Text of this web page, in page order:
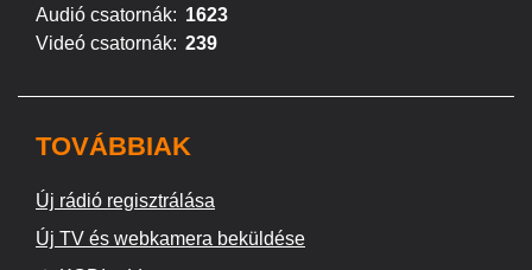
Audió csatornák: 1623
Videó csatornák: 239
TOVÁBBIAK
Új rádió regisztrálása
Új TV és webkamera beküldése